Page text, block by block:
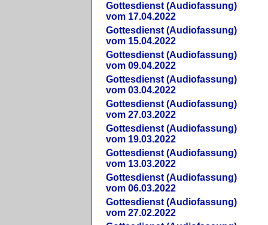
Gottesdienst (Audiofassung)
vom 17.04.2022
Gottesdienst (Audiofassung)
vom 15.04.2022
Gottesdienst (Audiofassung)
vom 09.04.2022
Gottesdienst (Audiofassung)
vom 03.04.2022
Gottesdienst (Audiofassung)
vom 27.03.2022
Gottesdienst (Audiofassung)
vom 19.03.2022
Gottesdienst (Audiofassung)
vom 13.03.2022
Gottesdienst (Audiofassung)
vom 06.03.2022
Gottesdienst (Audiofassung)
vom 27.02.2022